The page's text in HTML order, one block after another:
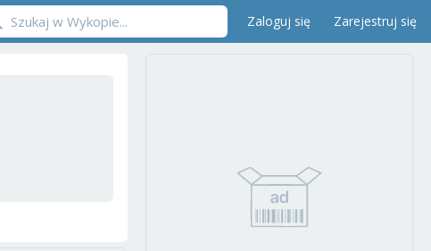
Zaloguj się Zarejestruj się